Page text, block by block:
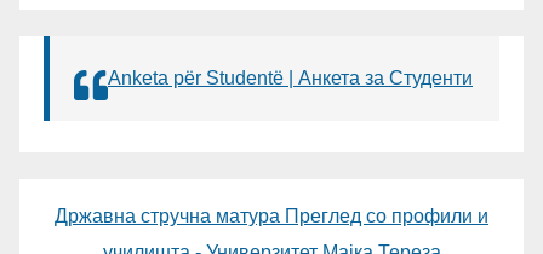
Anketa për Studentë | Анкета за Студенти
Државна стручна матура Преглед со профили и